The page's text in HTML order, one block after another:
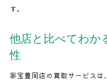
地域に根ざした買
す。
他店と比べてわか
性
家宝豊岡店の買取サービス